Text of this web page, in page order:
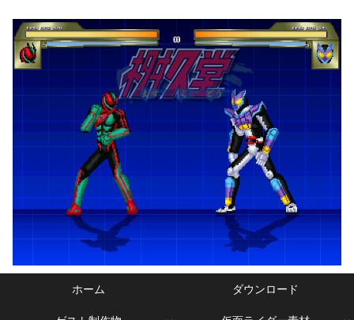
ホーム ダウンロード